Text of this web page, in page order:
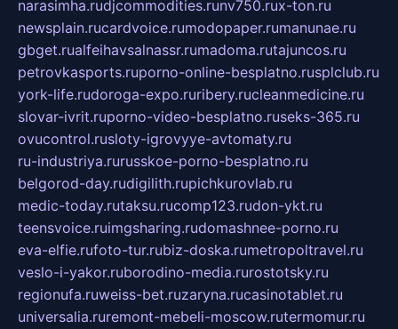
narasimha.rudjcommodities.runv750.rux-ton.ru
newsplain.rucardvoice.rumodopaper.rumanunae.ru
gbget.rualfeihavsalnassr.rumadoma.rutajuncos.ru
petrovkasports.ruporno-online-besplatno.rusplclub.ru
york-life.rudoroga-expo.ruribery.rucleanmedicine.ru
slovar-ivrit.ruporno-video-besplatno.ruseks-365.ru
ovucontrol.rusloty-igrovyye-avtomaty.ru
ru-industriya.rurusskoe-porno-besplatno.ru
belgorod-day.rudigilith.rupichkurovlab.ru
medic-today.rutaksu.rucomp123.rudon-ykt.ru
teensvoice.ruimgsharing.rudomashnee-porno.ru
eva-elfie.rufoto-tur.rubiz-doska.rumetropoltravel.ru
veslo-i-yakor.ruborodino-media.rurostotsky.ru
regionufa.ruweiss-bet.ruzaryna.rucasinotablet.ru
universalia.ruremont-mebeli-moscow.rutermomur.ru